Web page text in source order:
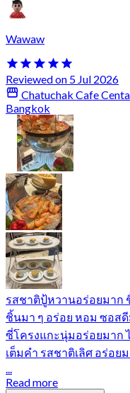
Wawaw
Reviewed on 5 Jul 2026
Chatuchak Cafe
Bangkok
รสชาติปู้หวานอร่อยมาก
ชิ้นมา ๆ อร่อย หอม ซอสดี
ซี่โครงแกะนุ่มอร่อยมาก
เต็มคำ รสชาติเลิศ อร่อ
...
Read more